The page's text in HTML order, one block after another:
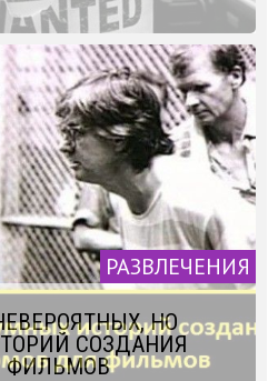
РАЗВЛЕЧЕНИЯ
НО
СОЗДАНИЯ
ФИЛЬМОВ